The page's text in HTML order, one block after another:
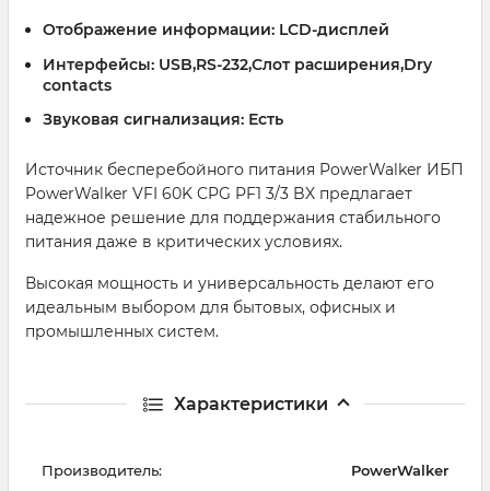
Отображение информации: LCD-дисплей
Интерфейсы: USB,RS-232,Слот расширения,Dry
contacts
Звуковая сигнализация: Есть
Источник бесперебойного питания PowerWalker ИБП
PowerWalker VFI 60K CPG PF1 3/3 BX предлагает
надежное решение для поддержания стабильного
питания даже в критических условиях.
Высокая мощность и универсальность делают его
идеальным выбором для бытовых, офисных и
промышленных систем.
Характеристики
Производитель: PowerWalker